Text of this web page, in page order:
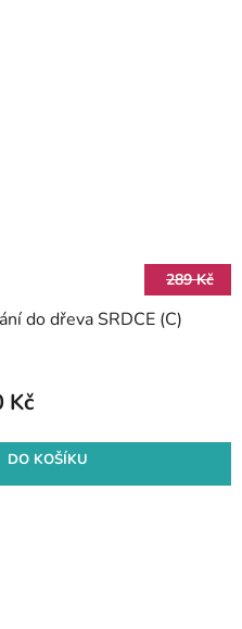
289 Kč
do dřeva SRDCE (C)
Kč
DO KOŠÍKU